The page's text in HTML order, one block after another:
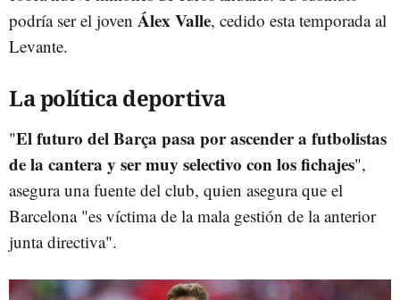
podría ser el joven Álex Valle, cedido esta temporada al
Levante.
La política deportiva
"El futuro del Barça pasa por ascender a futbolistas
de la cantera y ser muy selectivo con los fichajes",
asegura una fuente del club, quien asegura que el
Barcelona "es víctima de la mala gestión de la anterior
junta directiva".